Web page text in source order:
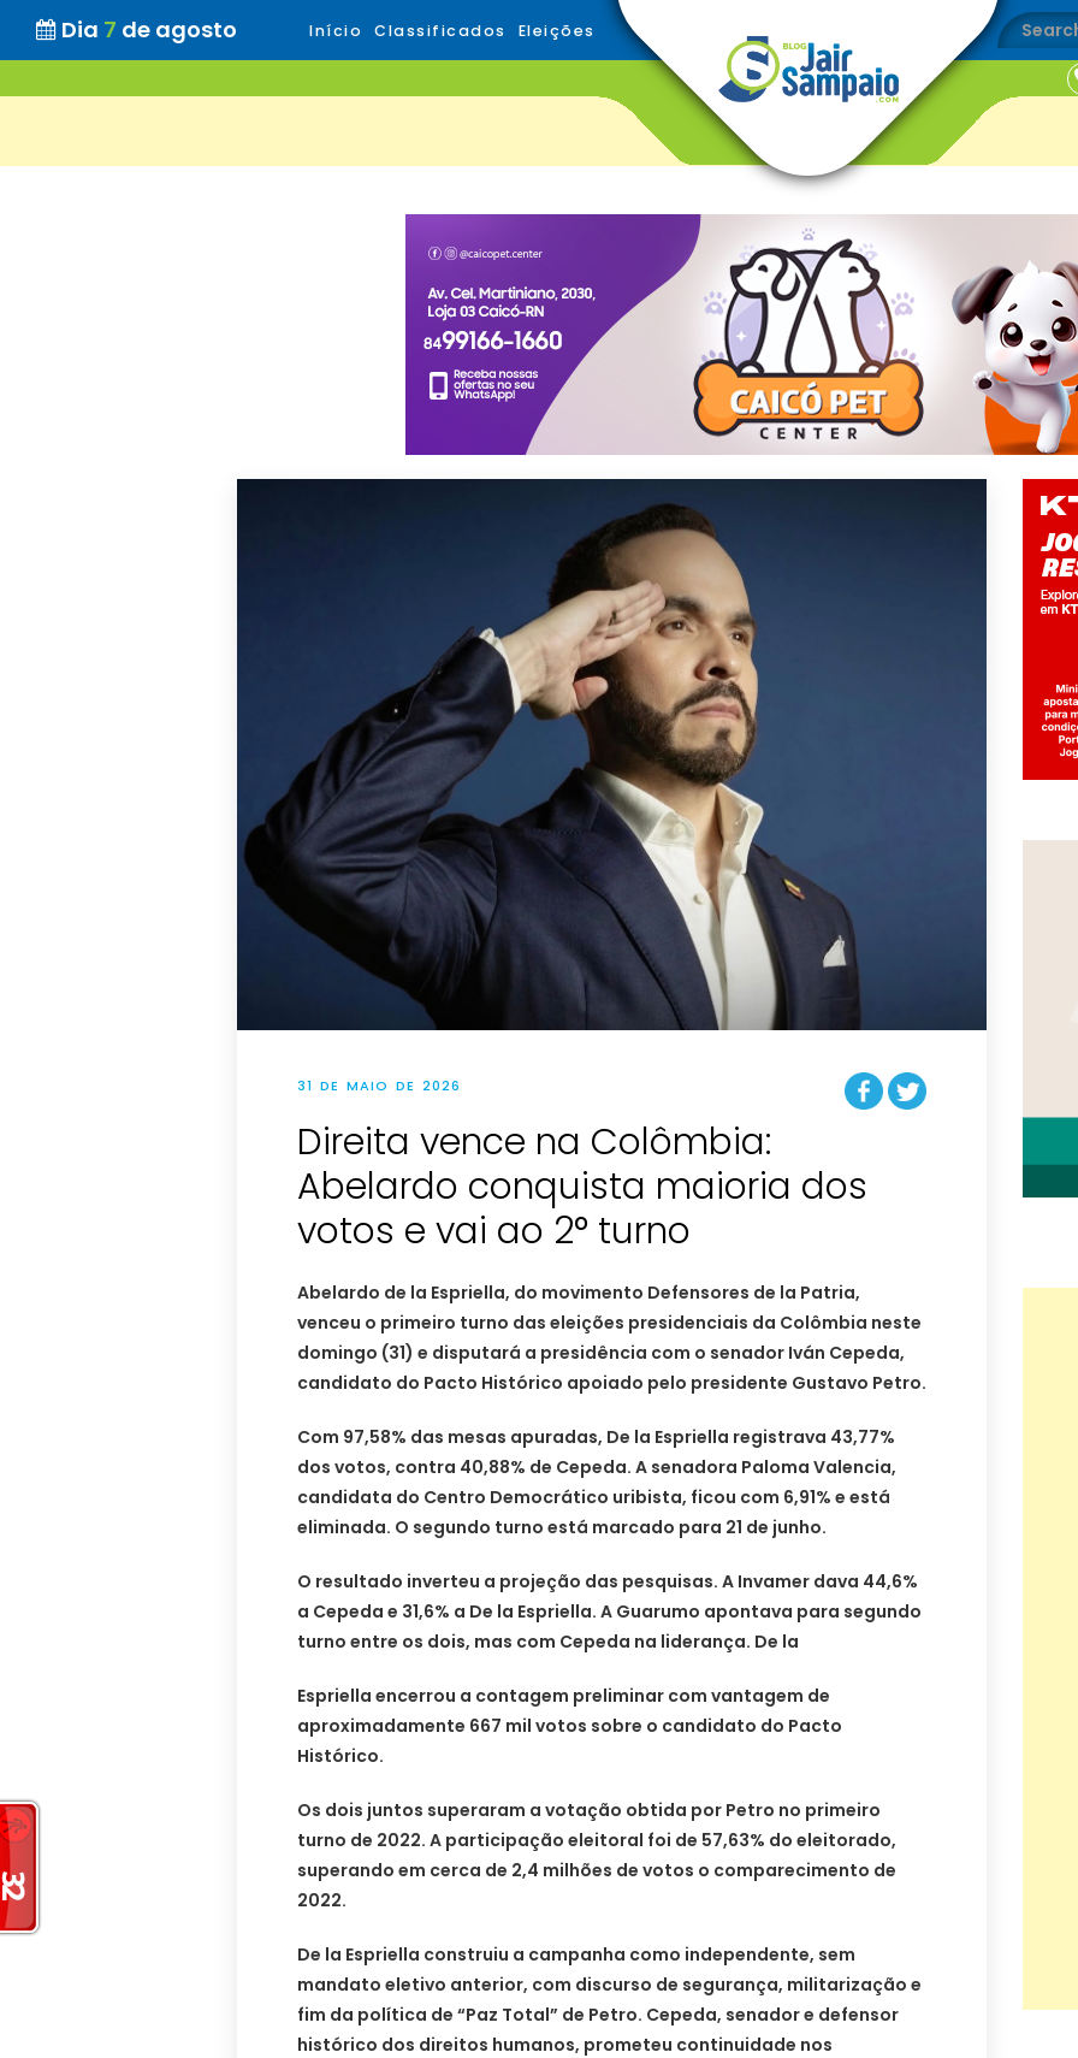
Dia 7 de agosto Início Classificados Eleições
31 DE MAIO DE 2026
Direita vence na Colômbia:
Abelardo conquista maioria dos
votos e vai ao 2° turno
Abelardo de la Espriella, do movimento Defensores de la Patria,
venceu o primeiro turno das eleições presidenciais da Colômbia neste
domingo (31) e disputará a presidência com o senador Iván Cepeda,
candidato do Pacto Histórico apoiado pelo presidente Gustavo Petro.
Com 97,58% das mesas apuradas, De la Espriella registrava 43,77%
dos votos, contra 40,88% de Cepeda. A senadora Paloma Valencia,
candidata do Centro Democrático uribista, ficou com 6,91% e está
eliminada. O segundo turno está marcado para 21 de junho.
O resultado inverteu a projeção das pesquisas. A Invamer dava 44,6%
a Cepeda e 31,6% a De la Espriella. A Guarumo apontava para segundo
turno entre os dois, mas com Cepeda na liderança. De la
Espriella encerrou a contagem preliminar com vantagem de
aproximadamente 667 mil votos sobre o candidato do Pacto
Histórico.
Os dois juntos superaram a votação obtida por Petro no primeiro
turno de 2022. A participação eleitoral foi de 57,63% do eleitorado,
superando em cerca de 2,4 milhões de votos o comparecimento de
2022.
De la Espriella construiu a campanha como independente, sem
mandato eletivo anterior, com discurso de segurança, militarização e
fim da política de “Paz Total” de Petro. Cepeda, senador e defensor
histórico dos direitos humanos, prometeu continuidade nos